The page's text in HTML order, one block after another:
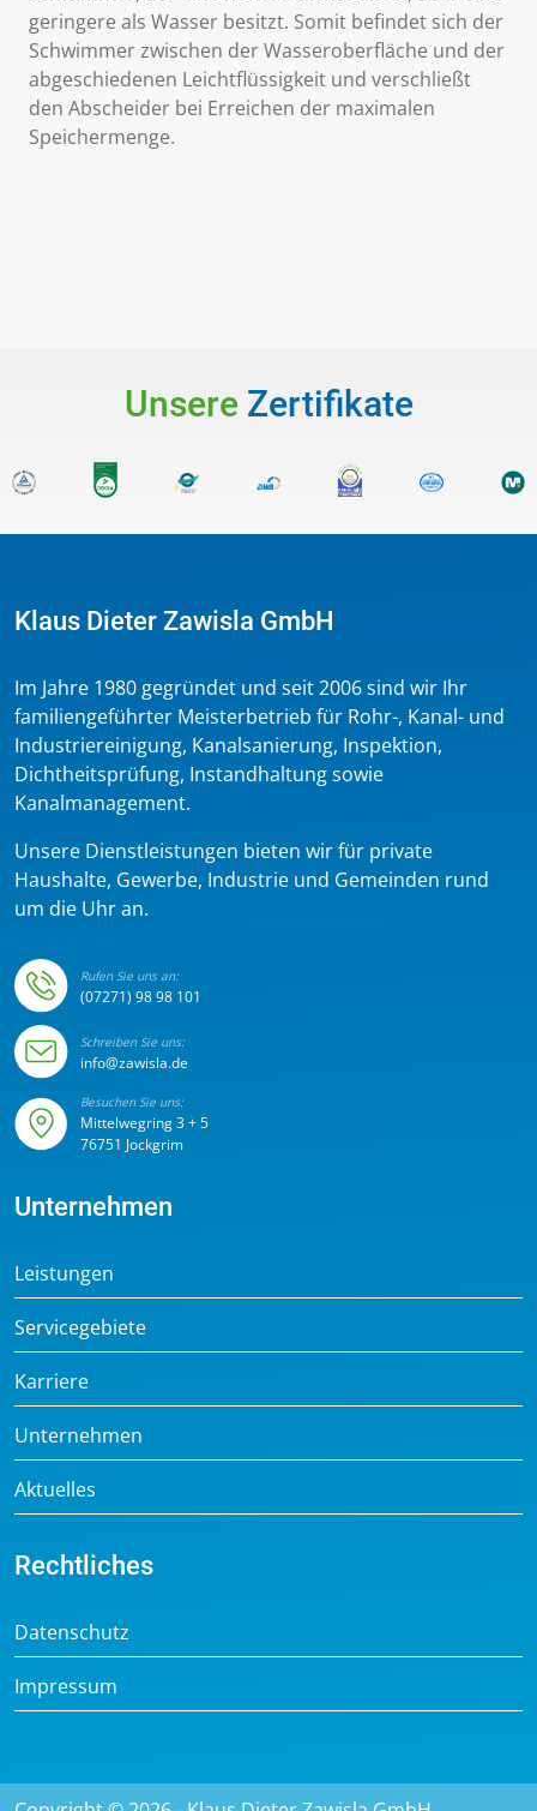
geringere als Wasser besitzt. Somit befindet sich der
Schwimmer zwischen der Wasseroberfläche und der
abgeschiedenen Leichtflüssigkeit und verschließt
den Abscheider bei Erreichen der maximalen
Speichermenge.
Unsere Zertifikate
Klaus Dieter Zawisla GmbH
Im Jahre 1980 gegründet und seit 2006 sind wir Ihr
familiengeführter Meisterbetrieb für Rohr-, Kanal- und
Industriereinigung, Kanalsanierung, Inspektion,
Dichtheitsprüfung, Instandhaltung sowie
Kanalmanagement.
Unsere Dienstleistungen bieten wir für private
Haushalte, Gewerbe, Industrie und Gemeinden rund
um die Uhr an.
Rufen Sie uns an:
(07271) 98 98 101
Schreiben Sie uns:
info@zawisla.de
Besuchen Sie uns:
Mittelwegring 3 + 5
76751 Jockgrim
Unternehmen
Leistungen
Servicegebiete
Karriere
Unternehmen
Aktuelles
Rechtliches
Datenschutz
Impressum